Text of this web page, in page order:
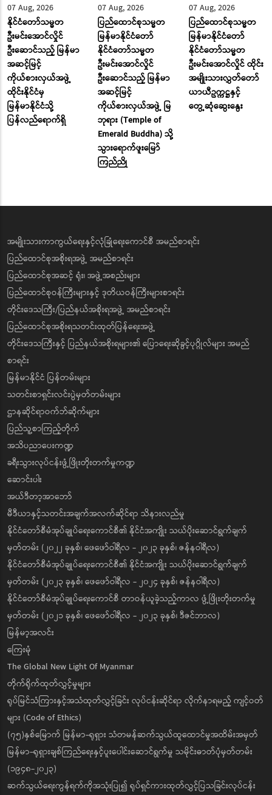
07 Aug, 2026
နိုင်ငံတော်သမ္မတ
ဦးမင်းအောင်လှိုင်
ဦးဆောင်သည့် မြန်မာ
အဆင့်မြင့်
ကိုယ်စားလှယ်အဖွဲ့
ထိုင်းနိုင်ငံမှ
မြန်မာနိုင်ငံသို့
ပြန်လည်ရောက်ရှိ
07 Aug, 2026
ပြည်ထောင်စုသမ္မတ
မြန်မာနိုင်ငံတော်
နိုင်ငံတော်သမ္မတ
ဦးမင်းအောင်လှိုင်
ဦးဆောင်သည့် မြန်မာ
အဆင့်မြင့်
ကိုယ်စားလှယ်အဖွဲ့ မြ
ဘုရား (Temple of
Emerald Buddha) သို့
သွားရောက်ဖူးမြော်
ကြည်ညို
07 Aug, 2026
ပြည်ထောင်စုသမ္မတ
မြန်မာနိုင်ငံတော်
နိုင်ငံတော်သမ္မတ
ဦးမင်းအောင်လှိုင် ထိုင်း
အမျိုးသားလွှတ်တော်
ယာယီဥက္ကဋ္ဌနှင့်
တွေ့ဆုံဆွေးနွေး
အမျိုးသားကာကွယ်ရေးနှင့်လုံခြုံရေးကောင်စီ အမည်စာရင်း
ပြည်ထောင်စုအစိုးရအဖွဲ့ အမည်စာရင်း
ပြည်ထောင်စုအဆင့် ရုံး၊ အဖွဲ့အစည်းများ
ပြည်ထောင်စုဝန်ကြီးများနှင့် ဒုတိယဝန်ကြီးများစာရင်း
တိုင်းဒေသကြီး/ပြည်နယ်အစိုးရအဖွဲ့ အမည်စာရင်း
ပြည်ထောင်စုအစိုးရသတင်းထုတ်ပြန်ရေးအဖွဲ့
တိုင်းဒေသကြီးနှင့် ပြည်နယ်အစိုးရများ၏ ပြောရေးဆိုခွင့်ပုဂ္ဂိုလ်များ အမည်
စာရင်း
မြန်မာနိုင်ငံ ပြန်တမ်းများ
သတင်းစာရှင်းလင်းပွဲမှတ်တမ်းများ
ဌာနဆိုင်ရာဝက်ဘ်ဆိုက်များ
ပြည်သူ့စာကြည့်တိုက်
အသိပညာပေးကဏ္ဍ
ခရီးသွားလုပ်ငန်းဖွံ့ဖြိုးတိုးတက်မှုကဏ္ဍ
ဆောင်းပါး
အယ်ဒီတာ့အာဘော်
မီဒီယာနှင့်သတင်းအချက်အလက်ဆိုင်ရာ သိနားလည်မှု
နိုင်ငံတော်စီမံအုပ်ချုပ်ရေးကောင်စီ၏ နိုင်ငံအကျိုး သယ်ပိုးဆောင်ရွက်ချက်
မှတ်တမ်း (၂၀၂၂ ခုနှစ်၊ ဖေဖော်ဝါရီလ - ၂၀၂၃ ခုနှစ်၊ ဇန်နဝါရီလ)
နိုင်ငံတော်စီမံအုပ်ချုပ်ရေးကောင်စီ၏ နိုင်ငံအကျိုး သယ်ပိုးဆောင်ရွက်ချက်
မှတ်တမ်း (၂၀၂၃ ခုနှစ်၊ ဖေဖော်ဝါရီလ - ၂၀၂၄ ခုနှစ်၊ ဇန်နဝါရီလ)
နိုင်ငံတော်စီမံအုပ်ချုပ်ရေးကောင်စီ တာဝန်ယူခဲ့သည့်ကာလ ဖွံ့ဖြိုးတိုးတက်မှု
မှတ်တမ်း (၂၀၂၁ ခုနှစ်၊ ဖေဖော်ဝါရီလ - ၂၀၂၃ ခုနှစ်၊ ဒီဇင်ဘာလ)
မြန်မာ့အလင်း
ကြေးမုံ
The Global New Light Of Myanmar
တိုက်ရိုက်ထုတ်လွှင့်မှုများ
ရုပ်မြင်သံကြားနှင့်အသံထုတ်လွှင့်ခြင်း လုပ်ငန်းဆိုင်ရာ လိုက်နာရမည့် ကျင့်ဝတ်
များ (Code of Ethics)
(၇၅)နှစ်မြောက် မြန်မာ-ရုရှား သံတမန်ဆက်သွယ်ထူထောင်မှုအထိမ်းအမှတ်
မြန်မာ-ရုရှားချစ်ကြည်ရေးနှင့်ပူးပေါင်းဆောင်ရွက်မှု သမိုင်းဓာတ်ပုံမှတ်တမ်း
(၁၉၄၈-၂၀၂၃)
ဆက်သွယ်ရေးကွန်ရက်ကိုအသုံးပြု၍ ရုပ်ရှင်ကားထုတ်လွှင့်ပြသခြင်းလုပ်ငန်း